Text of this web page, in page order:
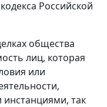
Российской
общества
лиц, которая
или
так